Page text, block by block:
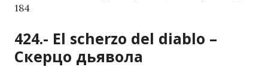
184
424.- El scherzo del diablo –
Скерцо дьявола